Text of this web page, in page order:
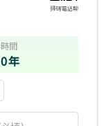
掃碼電話聊
間
年